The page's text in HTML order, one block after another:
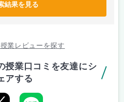
結果を見る
業レビューを探す
授業口コミを友達にシ
アする